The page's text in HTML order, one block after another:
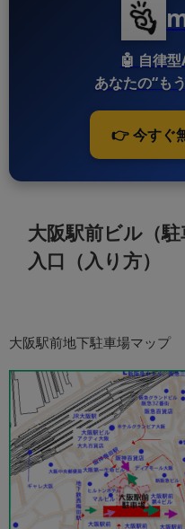
🤖 自律
あなたの“も
👉 今すぐ
大阪駅前ビル（
入口（入り方）
大阪駅前地下駐車場マップ